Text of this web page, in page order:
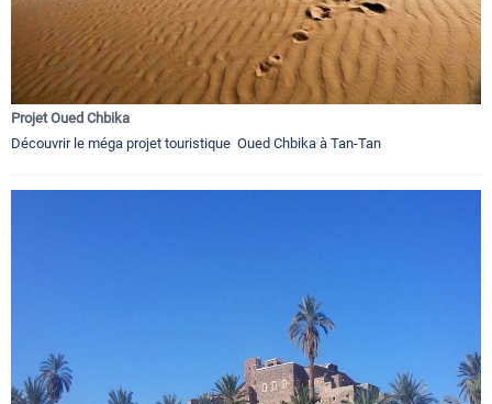
Projet Oued Chbika
Découvrir le méga projet touristique Oued Chbika à Tan-Tan